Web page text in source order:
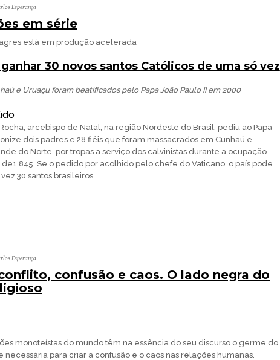
Esperança
em série
está em produção acelerada
30 novos santos Católicos de uma só vez
e Uruaçu foram beatificados pelo Papa João Paulo II em 2000
arcebispo de Natal, na região Nordeste do Brasil, pediu ao Papa
dois padres e 28 fiéis que foram massacrados em Cunhaú e
do Norte, por tropas a serviço dos calvinistas durante a ocupação
de1.845. Se o pedido por acolhido pelo chefe do Vaticano, o país pode
30 santos brasileiros.
Esperança
confusão e caos. O lado negra do
monoteístas do mundo têm na essência do seu discurso o germe do
necessária para criar a confusão e o caos nas relações humanas.